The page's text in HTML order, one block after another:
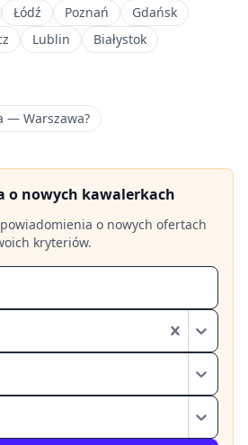
Łódź Poznań
Gdańsk
Lublin
Białystok
— Warszawa?
o nowych kawalerkach
o nowych ofertach
kryteriów.